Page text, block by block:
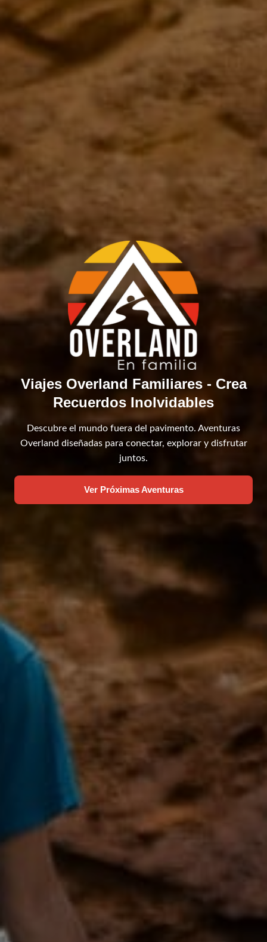
Viajes Overland Familiares - Crea
Recuerdos Inolvidables
Descubre el mundo fuera del pavimento. Aventuras
Overland diseñadas para conectar, explorar y disfrutar
juntos.
Ver Próximas Aventuras